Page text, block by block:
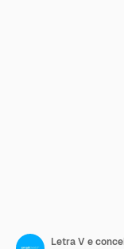
Letra V e